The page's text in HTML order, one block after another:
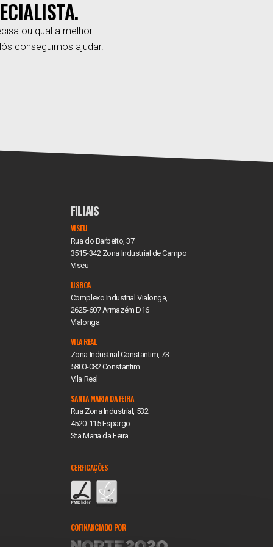
ou qual a melhor
conseguimos ajudar.
FILIAIS
VISEU
Rua do Barbeito, 37
3515-342 Zona Industrial de Campo
Viseu
LISBOA
Complexo Industrial Vialonga,
2625-607 Armazém D16
Vialonga
VILA REAL
Zona Industrial Constantim, 73
5800-082 Constantim
Vila Real
SANTA MARIA DA FEIRA
Rua Zona Industrial, 532
4520-115 Espargo
Sta Maria da Feira
CERFICAÇÕES
COFINANCIADO POR